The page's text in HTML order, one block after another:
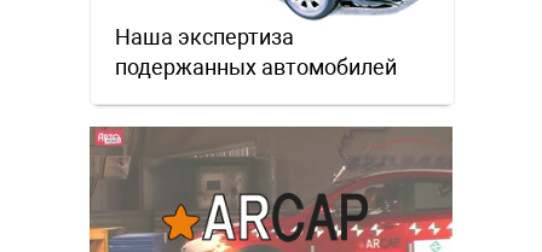
Наша экспертиза
подержанных автомобилей